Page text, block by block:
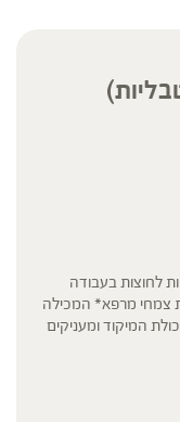
לחוצות בעבודה
צמחי מרפא* המכילה
המיקוד ומעניקים